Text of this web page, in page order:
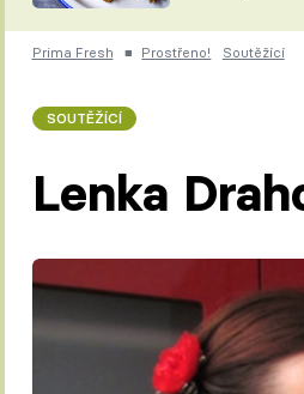
ČESKO
zpracovat
cukety
Prima Fresh ■ Prostřeno! Soutěžící
SOUTĚŽÍCÍ
Lenka